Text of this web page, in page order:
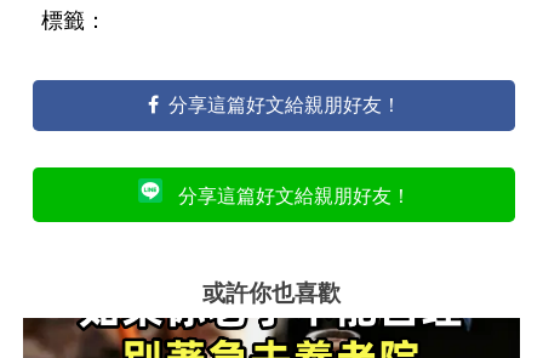
標籤：
分享這篇好文給親朋好友！
分享這篇好文給親朋好友！
或許你也喜歡